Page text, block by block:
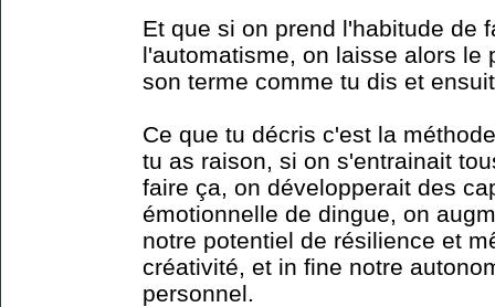
Et que si on prend l'habitude de
l'automatisme, on laisse alors le
son terme comme tu dis et
Ce que tu décris c'est la
tu as raison, si on s'entrainait
faire ça, on développerait des
émotionnelle de dingue, on
notre potentiel de résilience et
créativité, et in fine notre
personnel.